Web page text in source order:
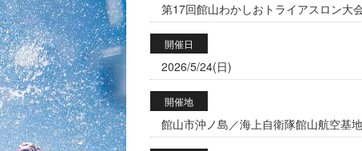
第17回館山わかしおトライアスロン大
開催日
2026/5/24(日)
開催地
館山市沖ノ島／海上自衛隊館山航空基